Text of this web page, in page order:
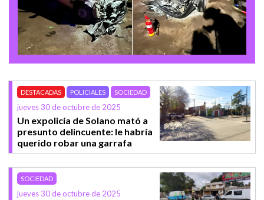
DESTACADAS POLICIALES SOCIEDAD
jueves 30 de octubre de 2025
Un expolicía de Solano mató a
presunto delincuente: le habría
querido robar una garrafa
SOCIEDAD
jueves 30 de octubre de 2025